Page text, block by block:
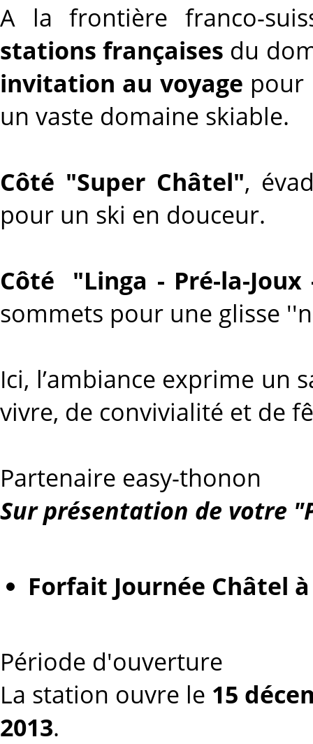
A la frontière franco-
stations françaises du
invitation au voyage pour
un vaste domaine skiable.
Côté "Super Châtel",
pour un ski en douceur.
Côté "Linga - Pré-la-
sommets pour une glisse
Ici, l’ambiance exprime un
vivre, de convivialité et de
Partenaire easy-thonon
Sur présentation de votre
Forfait Journée Châtel
Période d'ouverture
La station ouvre le 15
2013.